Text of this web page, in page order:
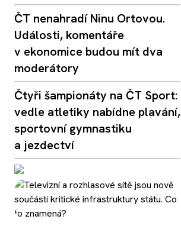
ČT nenahradí Ninu Ortovou.
Události, komentáře
v ekonomice budou mít dva
moderátory
Čtyři šampionáty na ČT Sport:
vedle atletiky nabídne plavání,
sportovní gymnastiku
a jezdectví